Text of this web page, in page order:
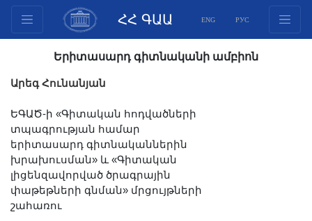
ՀՀ ԳԱԱ ENG РУС
անդամներ
Փաստաթղթեր
Ինովացիոն առաջարկներ
Հրատարակություններ
Հիմնադրամներ
Գիտաժողովներ
Մրցույթներ
Երիտասարդ գիտնականի ամբիոն
Արեգ Հունանյան
ԵԳԱԾ-ի «Գիտական հոդվածների
տպագրության համար
երիտասարդ գիտնականներին
խրախուսման» և «Գիտական
լիցենզավորված ծրագրային
փաթեթների գնման» մրցույթների
շահառու